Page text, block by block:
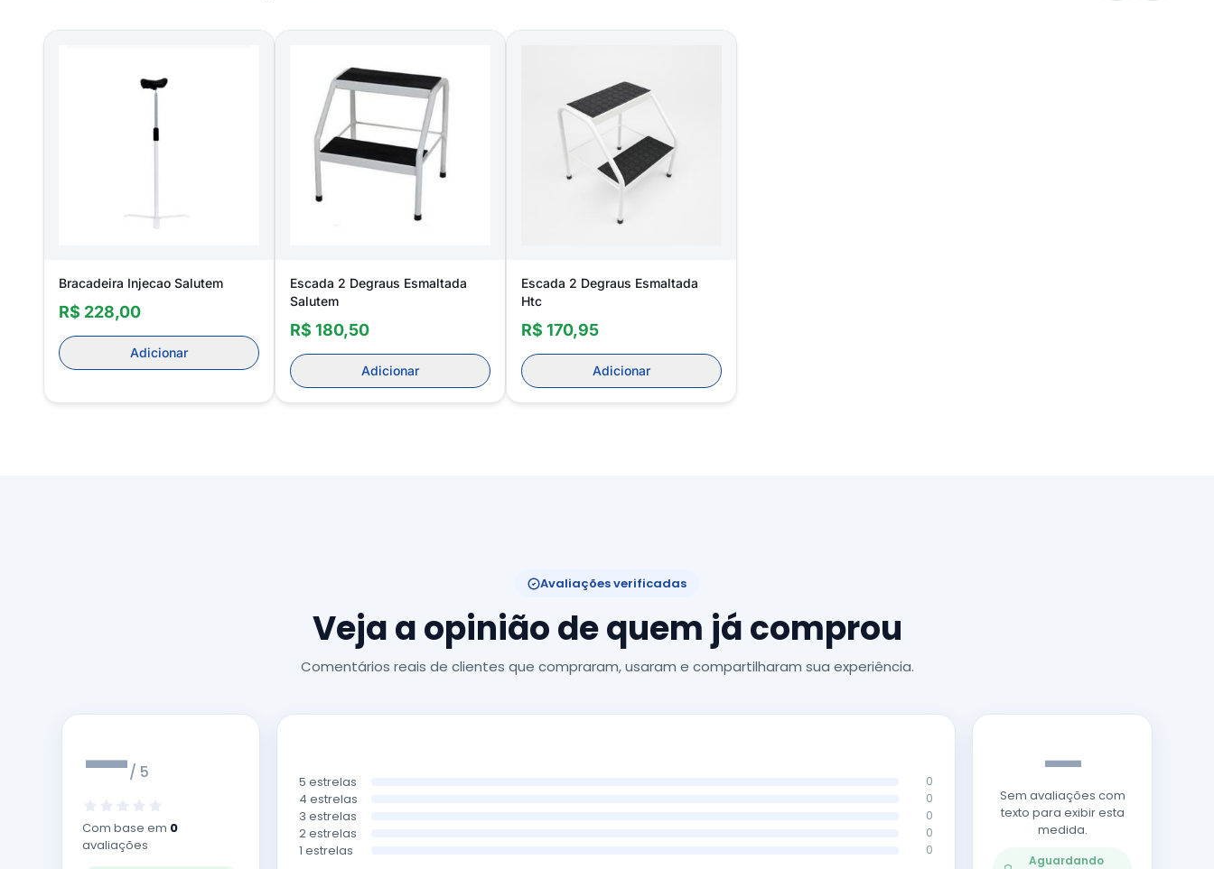
Bracadeira Injecao Salutem
R$ 228,00
Adicionar
Escada 2 Degraus Esmaltada
Salutem
R$ 180,50
Adicionar
Escada 2 Degraus Esmaltada
Htc
R$ 170,95
Adicionar
Avaliações verificadas
Veja a opinião de quem já comprou
Comentários reais de clientes que compraram, usaram e compartilharam sua experiência.
—/ 5
Com base em 0
avaliações
5 estrelas 0
4 estrelas 0
3 estrelas 0
2 estrelas 0
1 estrelas 0
—
Sem avaliações com
texto para exibir esta
medida.
Aguardando